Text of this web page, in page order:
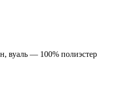
вуаль — 100% полиэстер